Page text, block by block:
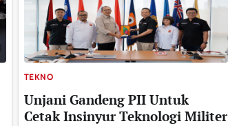
TEKNO
Unjani Gandeng PII Untuk
Cetak Insinyur Teknologi Militer